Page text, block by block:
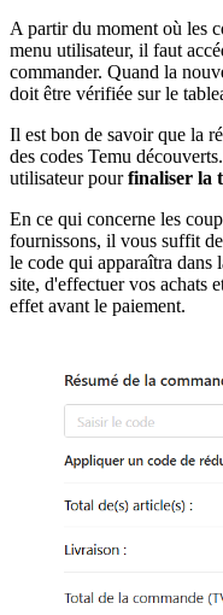
A partir du moment où les
menu utilisateur, il faut
commander. Quand la
doit être vérifiée sur le
Il est bon de savoir que la
des codes Temu
utilisateur pourfinaliser la
En ce qui concerne les
fournissons, il vous suffit
le code qui apparaîtra dans
site, d'effectuer vos achats
effet avant le paiement.